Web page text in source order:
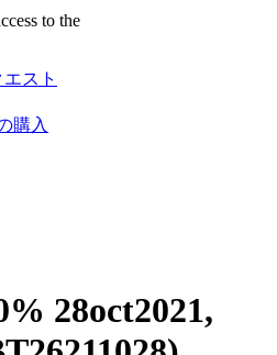
to the
スト
購入
28oct2021,